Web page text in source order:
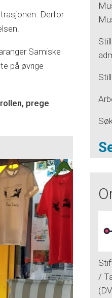
/
Derfor
Samiske
på øvrige
prege